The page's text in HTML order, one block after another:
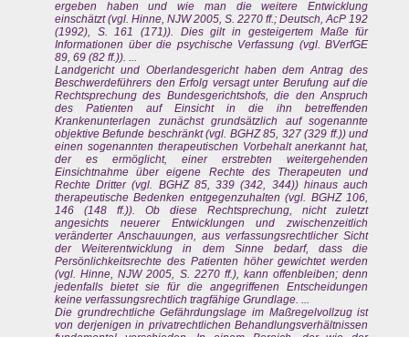
ergeben haben und wie man die weitere Entwicklung
einschätzt (vgl. Hinne, NJW 2005, S. 2270 ff.; Deutsch, AcP 192
(1992), S. 161 (171)). Dies gilt in gesteigertem Maße für
Informationen über die psychische Verfassung (vgl. BVerfGE
89, 69 (82 ff.)). ...
Landgericht und Oberlandesgericht haben dem Antrag des
Beschwerdeführers den Erfolg versagt unter Berufung auf die
Rechtsprechung des Bundesgerichtshofs, die den Anspruch
des Patienten auf Einsicht in die ihn betreffenden
Krankenunterlagen zunächst grundsätzlich auf sogenannte
objektive Befunde beschränkt (vgl. BGHZ 85, 327 (329 ff.)) und
einen sogenannten therapeutischen Vorbehalt anerkannt hat,
der es ermöglicht, einer erstrebten weitergehenden
Einsichtnahme über eigene Rechte des Therapeuten und
Rechte Dritter (vgl. BGHZ 85, 339 (342, 344)) hinaus auch
therapeutische Bedenken entgegenzuhalten (vgl. BGHZ 106,
146 (148 ff.)). Ob diese Rechtsprechung, nicht zuletzt
angesichts neuerer Entwicklungen und zwischenzeitlich
veränderter Anschauungen, aus verfassungsrechtlicher Sicht
der Weiterentwicklung in dem Sinne bedarf, dass die
Persönlichkeitsrechte des Patienten höher gewichtet werden
(vgl. Hinne, NJW 2005, S. 2270 ff.), kann offenbleiben; denn
jedenfalls bietet sie für die angegriffenen Entscheidungen
keine verfassungsrechtlich tragfähige Grundlage. ...
Die grundrechtliche Gefährdungslage im Maßregelvollzug ist
von derjenigen in privatrechtlichen Behandlungsverhältnissen